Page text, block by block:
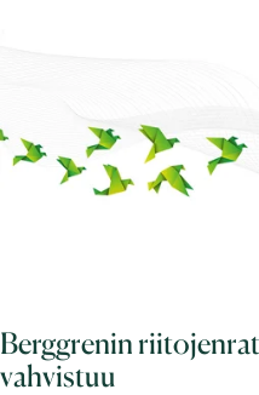
Berggrenin
vahvistuu